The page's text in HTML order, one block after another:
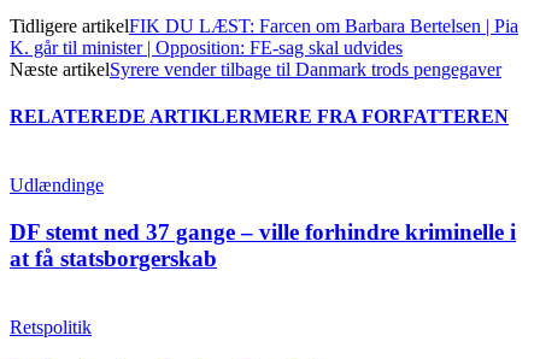
Tidligere artikelFIK DU LÆST: Farcen om Barbara Bertelsen | Pia
K. går til minister | Opposition: FE-sag skal udvides
Næste artikelSyrere vender tilbage til Danmark trods pengegaver
RELATEREDE ARTIKLERMERE FRA FORFATTEREN
Udlændinge
DF stemt ned 37 gange – ville forhindre kriminelle i
at få statsborgerskab
Retspolitik